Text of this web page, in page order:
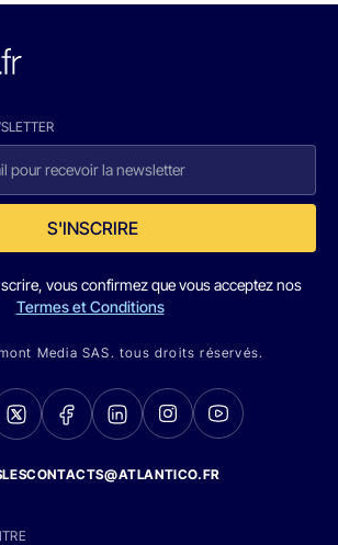
S'INSCRIRE
vous confirmez que vous acceptez nos
Termes et Conditions
Media SAS. tous droits réservés.